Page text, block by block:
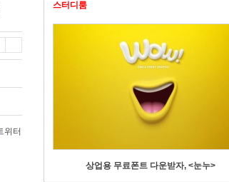
스터디룸
상업용 무료폰트 다운받자, <눈누>